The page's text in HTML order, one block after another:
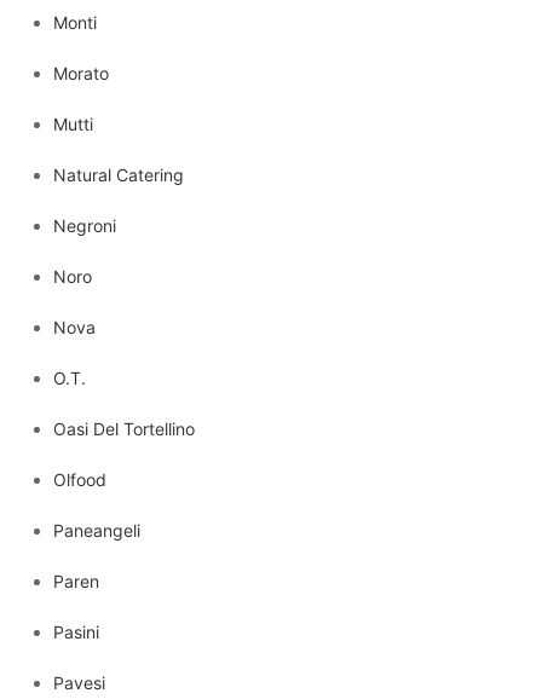
Monti
Morato
Mutti
Natural Catering
Negroni
Noro
Nova
O.T.
Oasi Del Tortellino
Olfood
Paneangeli
Paren
Pasini
Pavesi